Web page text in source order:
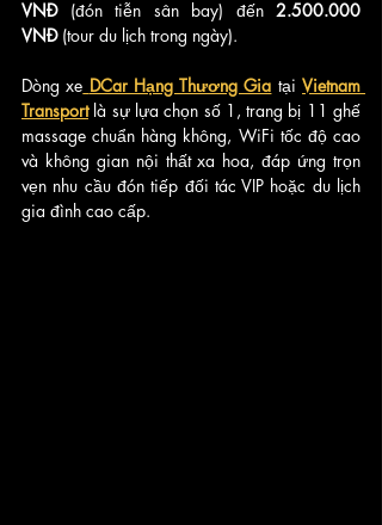
VNĐ (đón tiễn sân bay) đến 2.500.000
VNĐ (tour du lịch trong ngày).
Dòng xe DCar Hạng Thương Gia tại Vietnam
Transport là sự lựa chọn số 1, trang bị 11 ghế
massage chuẩn hàng không, WiFi tốc độ cao
và không gian nội thất xa hoa, đáp ứng trọn
vẹn nhu cầu đón tiếp đối tác VIP hoặc du lịch
gia đình cao cấp.